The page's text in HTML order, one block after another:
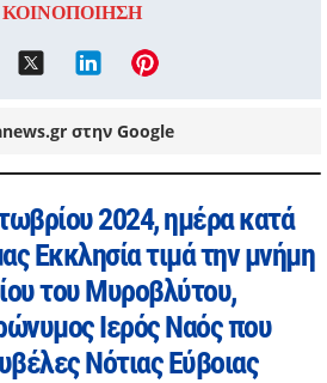
στην Google
2024, ημέρα κατά
Εκκλησία τιμά την μνήμη
του Μυροβλύτου,
Ιερός Ναός που
Νότιας Εύβοιας